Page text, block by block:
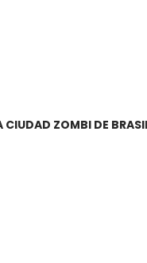
CIUDAD ZOMBI DE